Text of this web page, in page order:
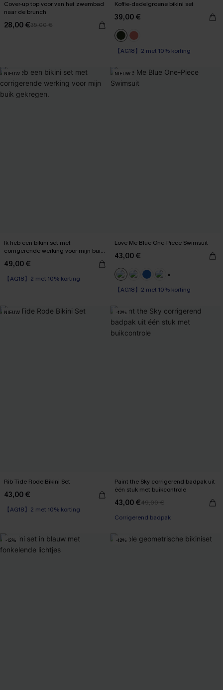
Cover-up top voor van het zwembad
naar de brunch
28,00 €35,00 €
Koffie-dadelgroene bikini set
39,00 €
【AG18】2 met 10% korting
Op voorraad
NIEUW
Ik heb een bikini set met
corrigerende werking voor mijn buik
49,00 €
【AG18】2 met 10% korting
High Waist
NIEUW
Love Me Blue One-Piece Swimsuit
43,00 €
【AG18】2 met 10% korting
NIEUW
Rib Tide Rode Bikini Set
43,00 €
【AG18】2 met 10% korting
Naadloos
-12%
Paint the Sky corrigerend badpak uit
één stuk met buikcontrole
43,00 €49,00 €
Corrigerend badpak
-12% -12%